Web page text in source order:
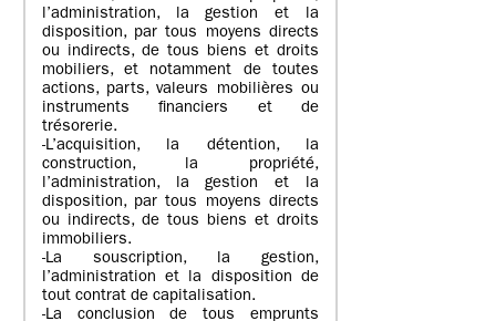
l’administration, la gestion et la
disposition, par tous moyens directs
ou indirects, de tous biens et droits
mobiliers, et notamment de toutes
actions, parts, valeurs mobilières ou
instruments financiers et de
trésorerie.
-L’acquisition, la détention, la
construction, la propriété,
l’administration, la gestion et la
disposition, par tous moyens directs
ou indirects, de tous biens et droits
immobiliers.
-La souscription, la gestion,
l’administration et la disposition de
tout contrat de capitalisation.
-La conclusion de tous emprunts